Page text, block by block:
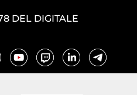
DEL DIGITALE